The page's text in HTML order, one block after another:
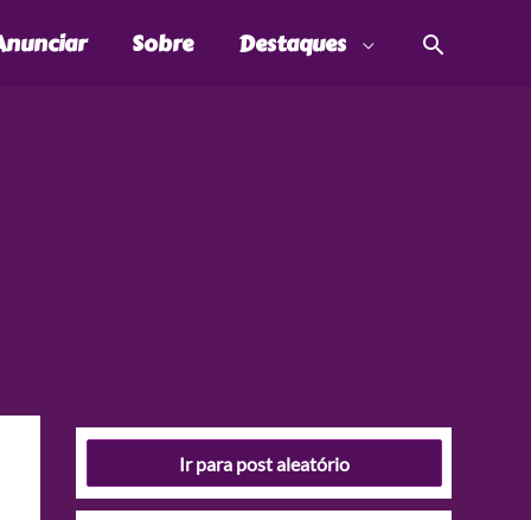
Sobre Destaques
Ir para post aleatório